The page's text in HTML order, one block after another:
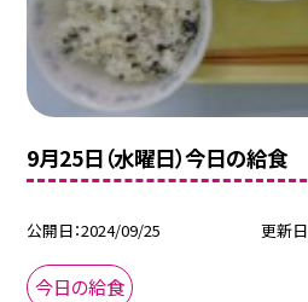
9月25日（水曜日）今日の給食
公開日 2024/09/25 更新日
今日の給食